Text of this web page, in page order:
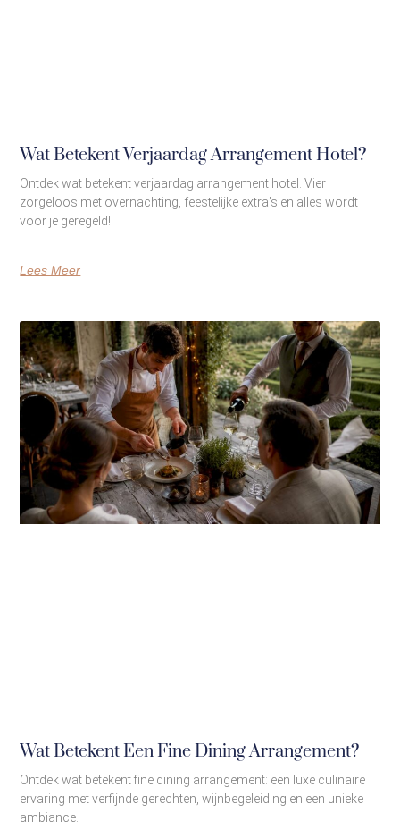
Wat Betekent Verjaardag Arrangement Hotel?
Ontdek wat betekent verjaardag arrangement hotel. Vier
zorgeloos met overnachting, feestelijke extra’s en alles wordt
voor je geregeld!
Lees Meer
Wat Betekent Een Fine Dining Arrangement?
Ontdek wat betekent fine dining arrangement: een luxe culinaire
ervaring met verfijnde gerechten, wijnbegeleiding en een unieke
ambiance.